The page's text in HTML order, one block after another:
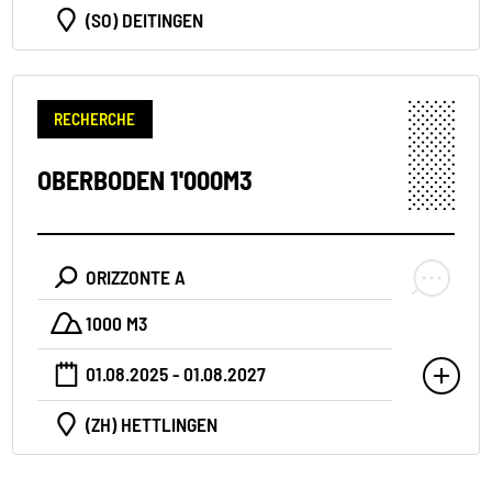
(SO) DEITINGEN
RECHERCHE
OBERBODEN 1'000M3
ORIZZONTE A
1000 M3
01.08.2025 - 01.08.2027
(ZH) HETTLINGEN